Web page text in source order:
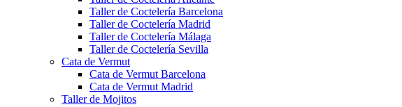
Taller de Coctelería Barcelona
Taller de Coctelería Madrid
Taller de Coctelería Málaga
Taller de Coctelería Sevilla
Cata de Vermut
Cata de Vermut Barcelona
Cata de Vermut Madrid
Taller de Mojitos